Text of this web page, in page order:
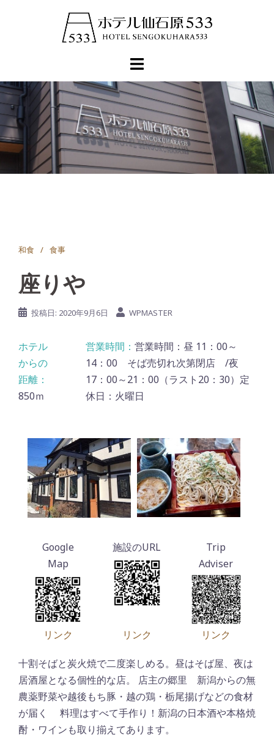
へ
ス
キ
ッ
プ
和食 食事
座りや
投稿日: 2020年9月6日 WPMASTER
850ｍ
営業時間：昼 11：00～
14：00 そば売切れ次第閉店 /夜
17：00～21：00（ラスト20：30）定
休日：火曜日
リンク リンク リンク
十割そばと炭火焼で二度楽しめる。昼はそば屋、夜は
居酒屋となる個性的な店。 店主の郷里 新潟からの無
農薬野菜や越後もち豚・越の鶏・栃尾揚げなどの食材
が届く 料理はすべて手作り！新潟の日本酒や本格焼
酎・ワインも取り揃えてあります。